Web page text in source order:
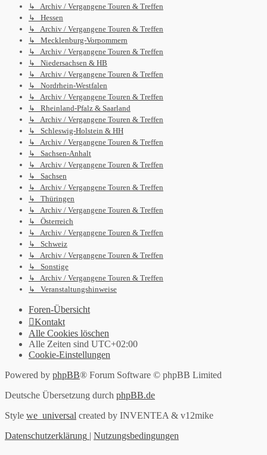
↳ Archiv / Vergangene Touren & Treffen
↳ Hessen
↳ Archiv / Vergangene Touren & Treffen
↳ Mecklenburg-Vorpommern
↳ Archiv / Vergangene Touren & Treffen
↳ Niedersachsen & HB
↳ Archiv / Vergangene Touren & Treffen
↳ Nordrhein-Westfalen
↳ Archiv / Vergangene Touren & Treffen
↳ Rheinland-Pfalz & Saarland
↳ Archiv / Vergangene Touren & Treffen
↳ Schleswig-Holstein & HH
↳ Archiv / Vergangene Touren & Treffen
↳ Sachsen-Anhalt
↳ Archiv / Vergangene Touren & Treffen
↳ Sachsen
↳ Archiv / Vergangene Touren & Treffen
↳ Thüringen
↳ Archiv / Vergangene Touren & Treffen
↳ Österreich
↳ Archiv / Vergangene Touren & Treffen
↳ Schweiz
↳ Archiv / Vergangene Touren & Treffen
↳ Sonstige
↳ Archiv / Vergangene Touren & Treffen
↳ Veranstaltungshinweise
Foren-Übersicht
Kontakt
Alle Cookies löschen
Alle Zeiten sind UTC+02:00
Cookie-Einstellungen
Powered by phpBB® Forum Software © phpBB Limited
Deutsche Übersetzung durch phpBB.de
Style we_universal created by INVENTEA & v12mike
Datenschutzerklärung | Nutzungsbedingungen